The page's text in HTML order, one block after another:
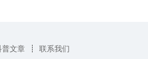
普文章 联系我们